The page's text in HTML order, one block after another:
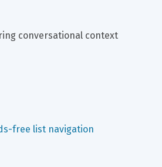
conversational context
free list navigation